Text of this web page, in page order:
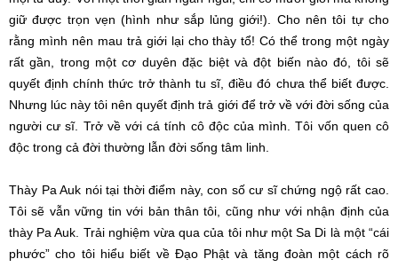
giữ được trọn vẹn (hình như sắp lủng giới!). Cho nên tôi tự cho
rằng mình nên mau trả giới lại cho thày tổ! Có thể trong một ngày
rất gần, trong một cơ duyên đặc biệt và đột biến nào đó, tôi sẽ
quyết định chính thức trở thành tu sĩ, điều đó chưa thể biết được.
Nhưng lúc này tôi nên quyết định trả giới để trở về với đời sống của
người cư sĩ. Trở về với cá tính cô độc của mình. Tôi vốn quen cô
độc trong cả đời thường lẫn đời sống tâm linh.
Thày Pa Auk nói tại thời điểm này, con số cư sĩ chứng ngộ rất cao.
Tôi sẽ vẫn vững tin với bản thân tôi, cũng như với nhận định của
thày Pa Auk. Trải nghiệm vừa qua của tôi như một Sa Di là một “cái
phước” cho tôi hiểu biết về Đạo Phật và tăng đoàn một cách rõ